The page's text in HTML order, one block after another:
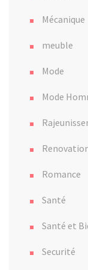
Mécanique
meuble
Mode
Mode
Romance
Santé
Santé et
Securité